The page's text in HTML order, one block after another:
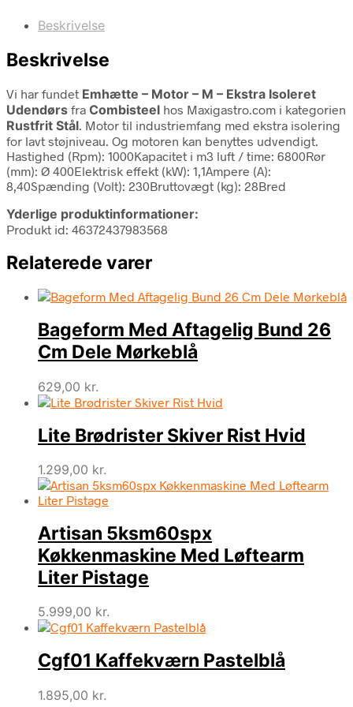
Beskrivelse
Beskrivelse
Vi har fundet Emhætte – Motor – M – Ekstra Isoleret
Udendørs fra Combisteel hos Maxigastro.com i kategorien
Rustfrit Stål. Motor til industriemfang med ekstra isolering
for lavt støjniveau. Og motoren kan benyttes udvendigt.
Hastighed (Rpm): 1000Kapacitet i m3 luft / time: 6800Rør
(mm): Ø 400Elektrisk effekt (kW): 1,1Ampere (A):
8,40Spænding (Volt): 230Bruttovægt (kg): 28Bred
Yderlige produktinformationer:
Produkt id: 46372437983568
Relaterede varer
Bageform Med Aftagelig Bund 26
Cm Dele Mørkeblå
629,00 kr.
Lite Brødrister Skiver Rist Hvid
1.299,00 kr.
Artisan 5ksm60spx
Køkkenmaskine Med Løftearm
Liter Pistage
5.999,00 kr.
Cgf01 Kaffekværn Pastelblå
1.895,00 kr.